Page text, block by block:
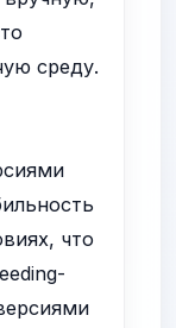
среду.
что